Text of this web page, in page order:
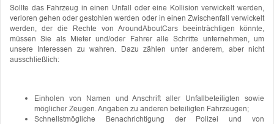
Sollte das Fahrzeug in einen Unfall oder eine Kollision verwickelt werden,
verloren gehen oder gestohlen werden oder in einen Zwischenfall verwickelt
werden, der die Rechte von AroundAboutCars beeinträchtigen könnte,
müssen Sie als Mieter und/oder Fahrer alle Schritte unternehmen, um
unsere Interessen zu wahren. Dazu zählen unter anderem, aber nicht
ausschließlich:
Einholen von Namen und Anschrift aller Unfallbeteiligten sowie
möglicher Zeugen. Angaben zu anderen beteiligten Fahrzeugen;
Schnellstmögliche Benachrichtigung der Polizei und von